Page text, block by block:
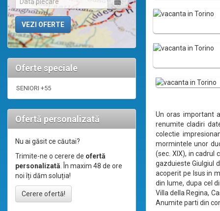
Oferte speciale
SENIORI +55
Ofertă personalizată
Nu ai găsit ce căutai?
Trimite-ne o cerere de ofertă
personalizată. În maxim 48 de ore
noi îți dăm soluția!
Cerere ofertă!
Un oras important
renumite cladiri
colectie
mormintele unor
(sec. XIX), in cadrul
gazduieste Giulgiul
acoperit pe Isus in
din lume, dupa cel
Villa della Regina,
Anumite parti din